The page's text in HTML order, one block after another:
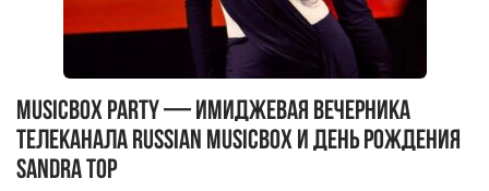
MUSICBOX PARTY — имиджевая вечерника
телеканала RUSSIAN MUSICBOX и день рождения
Sandra Top